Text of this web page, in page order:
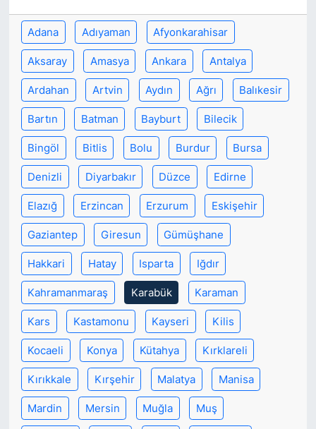
Adana Adıyaman Afyonkarahisar
Aksaray Amasya Ankara Antalya
Ardahan Artvin Aydın Ağrı Balıkesir
Bartın Batman Bayburt Bilecik
Bingöl Bitlis Bolu Burdur Bursa
Denizli Diyarbakır Düzce Edirne
Elazığ Erzincan Erzurum Eskişehir
Gaziantep Giresun Gümüşhane
Hakkari Hatay Isparta Iğdır
Kahramanmaraş Karabük Karaman
Kars Kastamonu Kayseri Kilis
Kocaeli Konya Kütahya Kırklareli
Kırıkkale Kırşehir Malatya Manisa
Mardin Mersin Muğla Muş
SİYASET
SON DAKİKA HABERİ
SPOR
TEKNOLOJİ
TÜRKİYE VE DÜNYA GÜNDEMİ
VİDEO GALERİ
YAŞAM